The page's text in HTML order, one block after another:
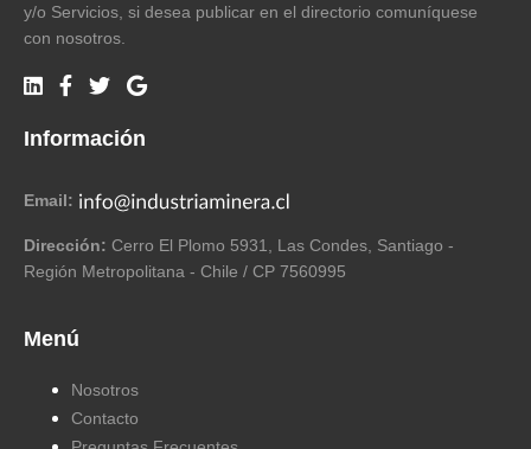
y/o Servicios, si desea publicar en el directorio comuníquese
con nosotros.
Información
Email:
Dirección: Cerro El Plomo 5931, Las Condes, Santiago -
Región Metropolitana - Chile / CP 7560995
Menú
Nosotros
Contacto